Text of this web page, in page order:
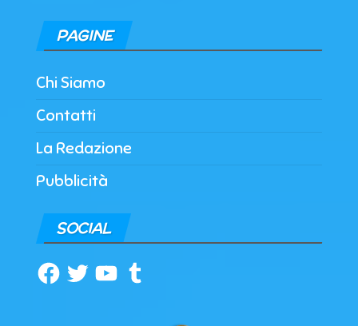
PAGINE
Chi Siamo
Contatti
La Redazione
Pubblicità
SOCIAL
Facebook
TwitterYouTubeTumblr